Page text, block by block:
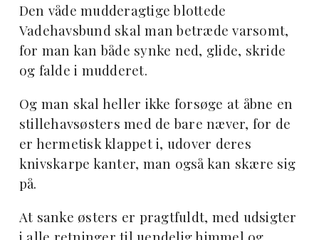
Den våde mudderagtige blottede
Vadehavsbund skal man betræde varsomt,
for man kan både synke ned, glide, skride
og falde i mudderet.
Og man skal heller ikke forsøge at åbne en
stillehavsøsters med de bare næver, for de
er hermetisk klappet i, udover deres
knivskarpe kanter, man også kan skære sig
på.
At sanke østers er pragtfuldt, med udsigter